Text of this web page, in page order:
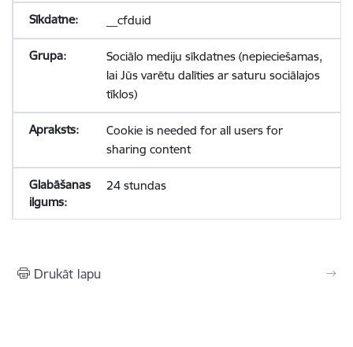
__cfduid
Sociālo mediju sīkdatnes (nepieciešamas,
lai Jūs varētu dalīties ar saturu sociālajos
tīklos)
Cookie is needed for all users for
sharing content
24 stundas
Drukāt lapu